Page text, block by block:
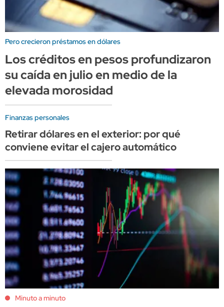
Pero crecieron préstamos en dólares
Los créditos en pesos profundizaron
su caída en julio en medio de la
elevada morosidad
Finanzas personales
Retirar dólares en el exterior: por qué
conviene evitar el cajero automático
Minuto a minuto